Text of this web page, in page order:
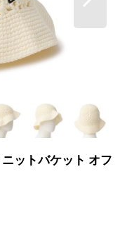
ットバケット オフ